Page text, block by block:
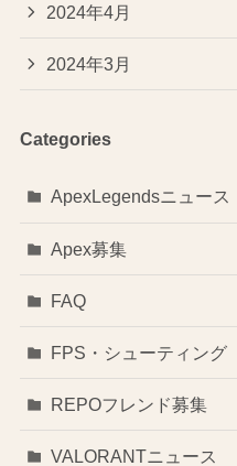
2024年4月
2024年3月
Categories
ApexLegendsニュース
Apex募集
FAQ
FPS・シューティング
REPOフレンド募集
VALORANTニュース